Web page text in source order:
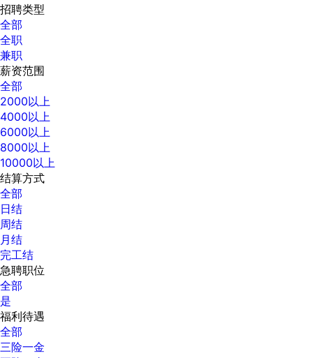
招聘类型
全部
全职
兼职
薪资范围
全部
2000以上
4000以上
6000以上
8000以上
10000以上
结算方式
全部
日结
周结
月结
完工结
急聘职位
全部
是
福利待遇
全部
三险一金